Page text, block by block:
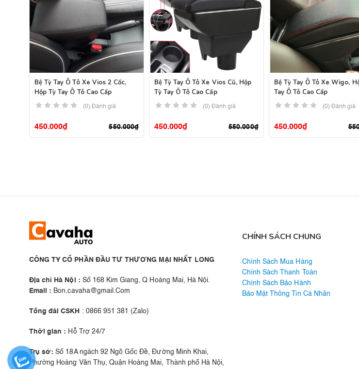
Bệ Tỳ Tay Ô Tô Xe Vios 2 Cốc,
Hộp Tỳ Tay Ô Tô Cao Cấp
(0) Đánh giá
550.000₫
450.000₫
Bệ Tỳ Tay Ô Tô Xe Vios Cũ, Hộp
Tỳ Tay Ô Tô Cao Cấp
(0) Đánh giá
550.000₫
450.000₫
Bệ Tỳ Tay Ô Tô Xe Wigo,
Tay Ô Tô Cao Cấp
(0) Đánh giá
450.000₫
CÔNG TY CỔ PHẦN ĐẦU TƯ THƯƠNG MẠI NHẤT LONG
Địa chỉ Hà Nội : Số 168 Kim Giang, Q Hoàng Mai, Hà Nội.
Email : Bon.cavaha@gmail.Com
Tổng đài CSKH : 0866 951 381 (Zalo)
Thời gian : Hỗ Trợ 24/7
Trụ sở: Số 18A ngách 92 Ngõ Gốc Đề, Đường Minh Khai,
Phường Hoàng Văn Thụ, Quận Hoàng Mai, Thành phố Hà Nội,
CHÍNH SÁCH CHUNG
Chính Sách Mua Hàng
Chính Sách Thanh Toán
Chính Sách Bảo Hành
Bảo Mật Thông Tin Cá Nhân